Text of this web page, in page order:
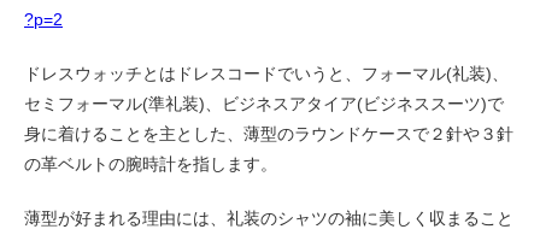
?p=2
ドレスウォッチとはドレスコードでいうと、フォーマル(礼装)、
セミフォーマル(準礼装)、ビジネスアタイア(ビジネススーツ)で
身に着けることを主とした、薄型のラウンドケースで２針や３針
の革ベルトの腕時計を指します。
薄型が好まれる理由には、礼装のシャツの袖に美しく収まること